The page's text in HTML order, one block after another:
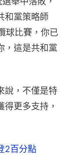
和黨策略師
球比賽，你已
，這是共和黨
說，不僅是特
更多支持，
2百分點